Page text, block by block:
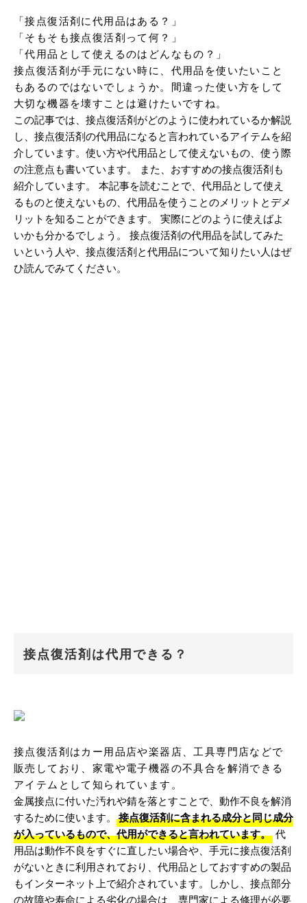
「接点復活剤に代用品はある？」
「そもそも接点復活剤って何？」
「代用品として使えるのはどんなもの？」
接点復活剤が手元にない時に、代用品を使いたいこと
もあるのではないでしょうか。間違った使い方をして
大切な機器を壊すことは避けたいですね。
この記事では、接点復活剤がどのように使われているか解説
し、接点復活剤の代用品になると言われているアイテムを紹
介しています。使い方や代用品として使えないもの、使う際
の注意点も書いています。 また、おすすめの接点復活剤も
紹介しています。 本記事を読むことで、代用品として使え
るものと使えないもの、代用品を使うことのメリットとデメ
リットを知ることができます。 実際にどのように使えばよ
いかも分かるでしょう。 接点復活剤の代用品を試してみた
いという人や、接点復活剤と代用品について知りたい人はぜ
ひ読んでみてください。
接点復活剤は代用できる？
接点復活剤はカー用品店や楽器店、工具専門店などで
販売しており、家電や電子機器の不具合を解消できる
アイテムとして知られています。
金属接点に付いた汚れや錆を落とすことで、動作不良を解消
するために使います。
接点復活剤に含まれる成分と同じ成分
が入っているもので、代用ができると言われています。 代
用品は動作不良をすぐに直したい場合や、手元に接点復活剤
がないときに利用されており、代用品としておすすめの製品
もインターネット上で紹介されています。しかし、接点部分
の故障や寿命による劣化の場合は、専門家による修理が必要